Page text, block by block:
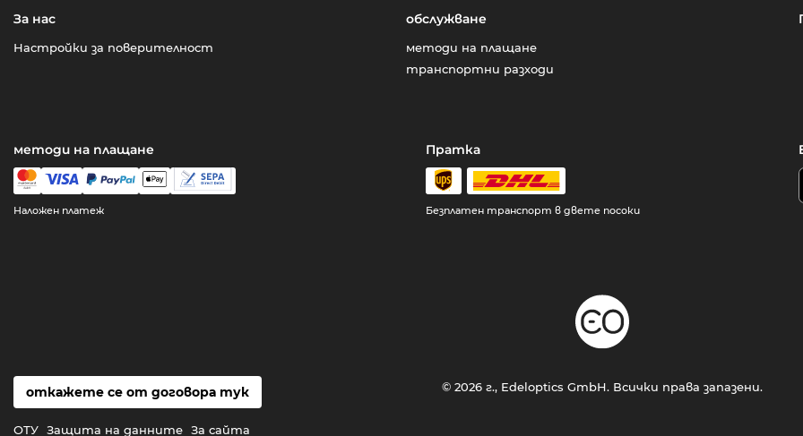
За нас
Настройки за поверителност
обслужване
методи на плащане
транспортни разходи
методи на плащане
Наложен платеж
Пратка
Безплатен транспорт в двете посоки
откажете се от договора тук
ОТУ Защита на данните За сайта
© 2026 г., Edeloptics GmbH. Всички права запазени.